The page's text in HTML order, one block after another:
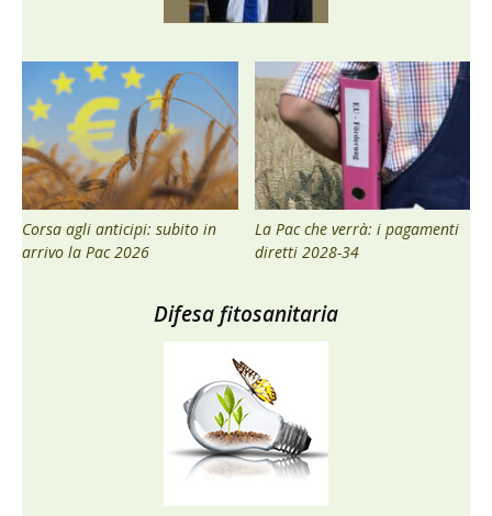
Corsa agli anticipi: subito in
arrivo la Pac 2026
La Pac che verrà: i pagamenti
diretti 2028-34
Difesa fitosanitaria